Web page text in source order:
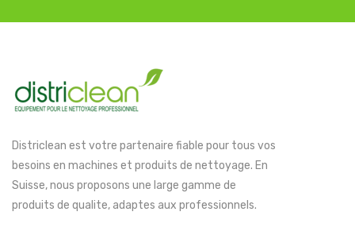
Districlean est votre partenaire fiable pour tous vos
besoins en machines et produits de nettoyage. En
Suisse, nous proposons une large gamme de
produits de qualite, adaptes aux professionnels.